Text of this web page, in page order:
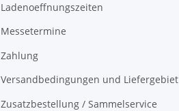
Ladenoeffnungszeiten
Messetermine
Zahlung
Versandbedingungen und Liefergebiet
Zusatzbestellung / Sammelservice